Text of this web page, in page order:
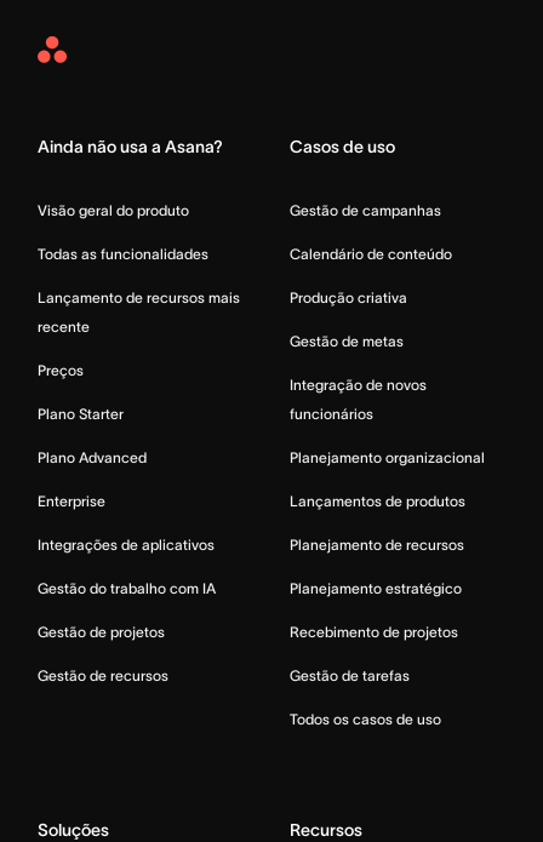
Asana
Ainda não usa a Asana?
Visão geral do produto
Todas as funcionalidades
Lançamento de recursos mais
recente
Preços
Plano Starter
Plano Advanced
Enterprise
Integrações de aplicativos
Gestão do trabalho com IA
Gestão de projetos
Gestão de recursos
Casos de uso
Gestão de campanhas
Calendário de conteúdo
Produção criativa
Gestão de metas
Integração de novos
funcionários
Planejamento organizacional
Lançamentos de produtos
Planejamento de recursos
Planejamento estratégico
Recebimento de projetos
Gestão de tarefas
Todos os casos de uso
Soluções Recursos